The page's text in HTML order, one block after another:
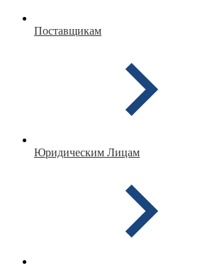
Поставщикам
Юридическим Лицам